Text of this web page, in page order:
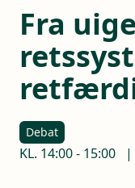
Fra
Debat
KL. 14:00- 15:00 |